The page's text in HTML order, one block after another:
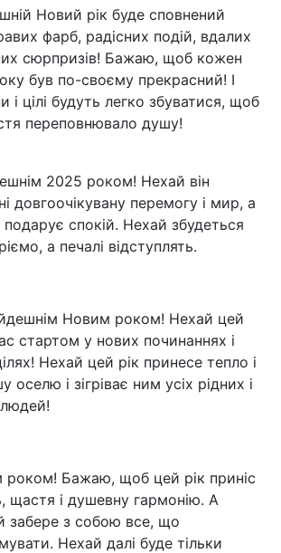
Новий рік буде сповнений
фарб, радісних подій, вдалих
сюрпризів! Бажаю, щоб кожен
був по-своєму прекрасний! І
і цілі будуть легко збуватися, щоб
переповнювало душу!
2025 роком! Нехай він
довгоочікувану перемогу і мир, а
спокій. Нехай збудеться
а печалі відступлять.
Новим роком! Нехай цей
стартом у нових починаннях і
Нехай цей рік принесе тепло і
і зігріває ним усіх рідних і
роком! Бажаю, щоб цей рік приніс
щастя і душевну гармонію. А
забере з собою все, що
Нехай далі буде тільки